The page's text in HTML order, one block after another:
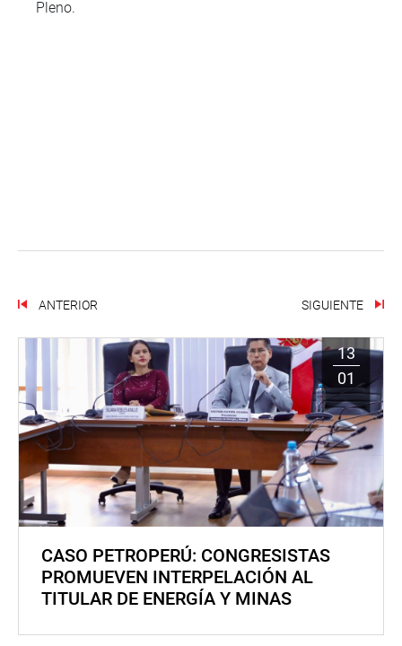
Pleno.
ANTERIOR SIGUIENTE
13
01
CASO PETROPERÚ: CONGRESISTAS
PROMUEVEN INTERPELACIÓN AL
TITULAR DE ENERGÍA Y MINAS